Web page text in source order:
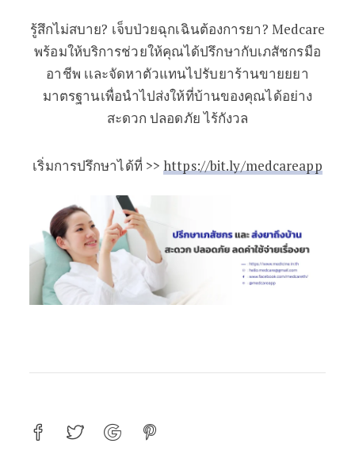
รู้สึกไม่สบาย? เจ็บป่วยฉุกเฉินต้องการยา? Medcare
พร้อมให้บริการช่วยให้คุณได้ปรึกษากับเภสัชกรมือ
อาชีพ เเละจัดหาตัวแทนไปรับยาร้านขายยยา
มาตรฐานเพื่อนำไปส่งให้ที่บ้านของคุณได้อย่าง
สะดวก ปลอดภัย ไร้กังวล
เริ่มการปรึกษาได้ที่ >>https://bit.ly/medcareapp